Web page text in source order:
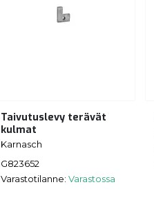
Taivutuslevy terävät
kulmat
Karnasch
G823652
Varastotilanne: Varastossa